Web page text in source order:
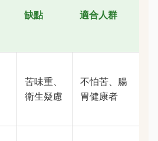
缺點 適合人群
苦味重、
衛生疑慮
不怕苦、腸
胃健康者